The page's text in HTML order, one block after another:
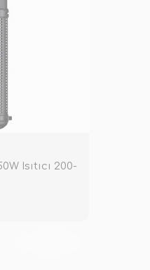
Isıtıcı 200-